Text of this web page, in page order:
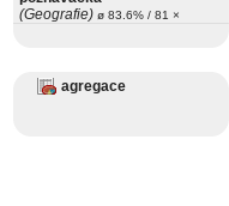
(Geografie) ø 83.6% / 81 ×
agregace